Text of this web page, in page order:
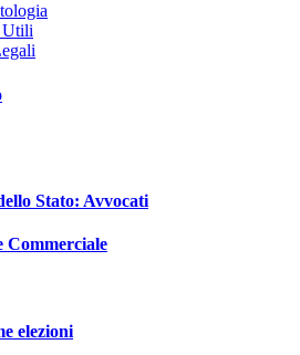
Utili
Stato: Avvocati
Commerciale
elezioni